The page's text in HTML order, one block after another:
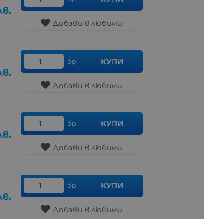
Добави в любими
бр. КУПИ
Добави в любими
бр. КУПИ
Добави в любими
бр. КУПИ
Добави в любими